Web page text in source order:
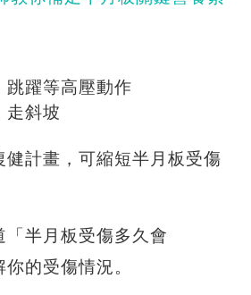
跳躍等高壓動作
走斜坡
健計畫，可縮短半月板受傷
「半月板受傷多久會
的受傷情況。